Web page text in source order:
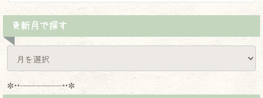
更新月で探す
✼••┈┈┈┈┈┈┈┈┈••✼